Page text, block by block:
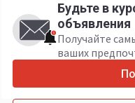
Будьте в
объявления
Получайте
ваших